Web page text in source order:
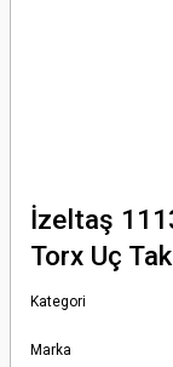
İzeltaş
Torx Uç
Kategori
Marka